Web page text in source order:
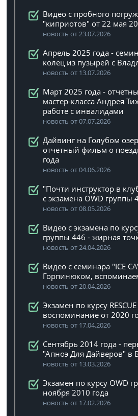
Видео с пробного
"киприотов" от 22 мая
новость от 23.07.2026
Апрель 2025 года -
колец из пузырей с
новость от 13.07.2026
Март 2025 года -
мастер-класса Андрея
работе с инвалидами
новость от 07.07.2026
Дайвинг на Голубом
отчетный фильм о
года
новость от 04.06.2026
"Почти инструктор в
с экзамена OWD группы
новость от 08.05.2026
Видео с экзамена по
группы 446 - жирная
новость от 24.04.2026
Видео с семинара "ICE
Горпинюком,
новость от 20.04.2026
Экзамен по курсу RESCUE
воспоминание от 2020
новость от 17.04.2026
Сентябрь 2014 года -
"Апноэ Для Дайверов" в
новость от 13.03.2026
Экзамен по курсу OWD
ноября 2010 года
новость от 17.02.2026